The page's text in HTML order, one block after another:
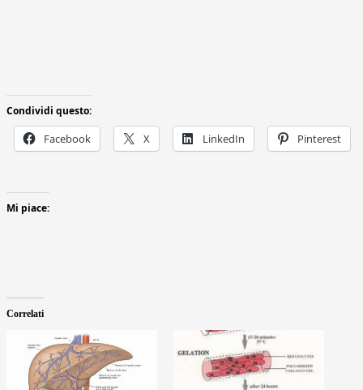
Condividi questo:
Facebook X LinkedIn Pinterest
Mi piace:
Correlati